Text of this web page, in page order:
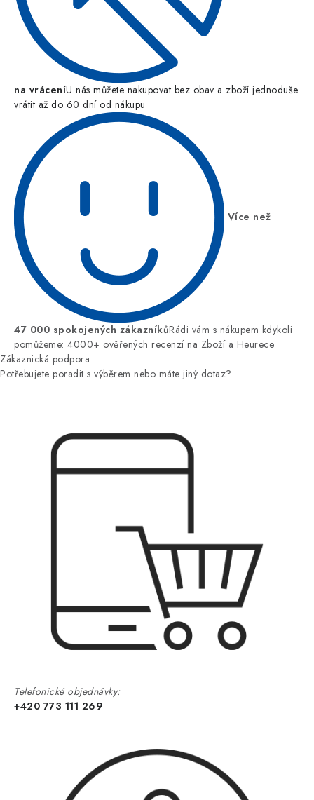
na vráceníU nás můžete nakupovat bez obav a zboží jednoduše
vrátit až do 60 dní od nákupu
Více než
47 000 spokojených zákazníkůRádi vám s nákupem kdykoli
pomůžeme: 4000+ ověřených recenzí na Zboží a Heurece
Zákaznická podpora
Potřebujete poradit s výběrem nebo máte jiný dotaz?
Telefonické objednávky:
+420 773 111 269